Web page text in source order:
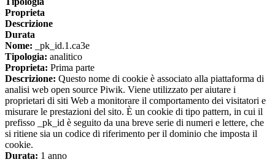
Proprieta
Descrizione
Durata
Nome: _pk_id.1.ca3e
Tipologia: analitico
Proprieta: Prima parte
Descrizione: Questo nome di cookie è associato alla piattaforma di
analisi web open source Piwik. Viene utilizzato per aiutare i
proprietari di siti Web a monitorare il comportamento dei visitatori e
misurare le prestazioni del sito. È un cookie di tipo pattern, in cui il
prefisso _pk_id è seguito da una breve serie di numeri e lettere, che
si ritiene sia un codice di riferimento per il dominio che imposta il
cookie.
Durata: 1 anno